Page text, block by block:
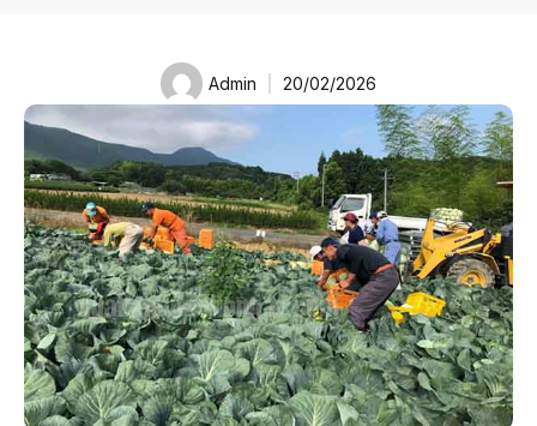
Admin 20/02/2026